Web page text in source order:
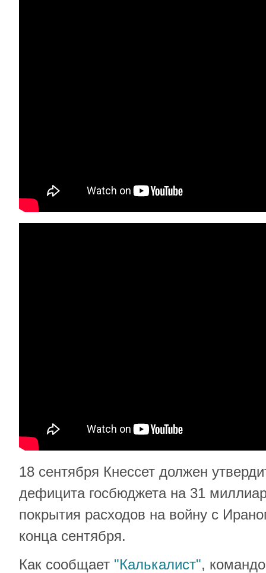
18 сентября Кнессет должен
дефицита госбюджета на 31
покрытия расходов на войну с
конца сентября.
Как сообщает "Калькалист",